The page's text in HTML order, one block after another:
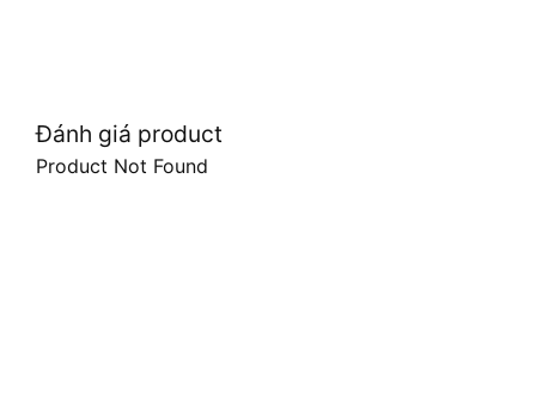
Đánh giá product
Product Not Found